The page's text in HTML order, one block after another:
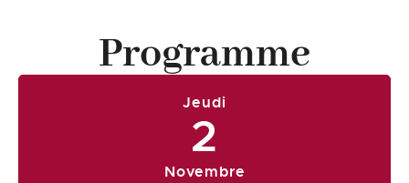
Programme
Jeudi
2
Novembre